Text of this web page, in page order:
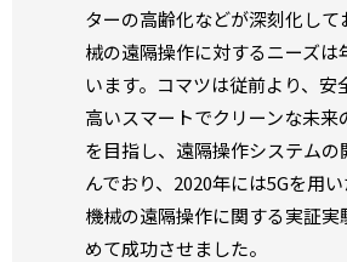
ターの高齢化などが深刻化して
械の遠隔操作に対するニーズは
います。コマツは従前より、安
高いスマートでクリーンな未来
を目指し、遠隔操作システムの
んでおり、2020年には5Gを用
機械の遠隔操作に関する実証実
めて成功させました。